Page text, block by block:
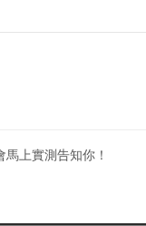
上實測告知你！